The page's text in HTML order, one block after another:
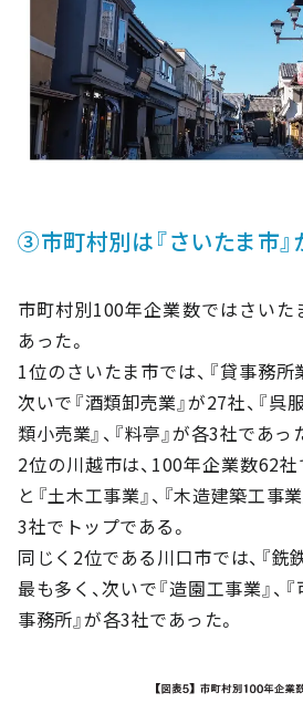
③市町村別は『さいたま市』
市町村別100年企業数ではさいた
あった。
1位のさいたま市では、『貸事務所
次いで『酒類卸売業』が27社、『呉
類小売業』、『料亭』が各3社であっ
2位の川越市は、100年企業数62
と『土木工事業』、『木造建築工事
3社でトップである。
同じく2位である川口市では、『銑
最も多く、次いで『造園工事業』、
事務所』が各3社であった。